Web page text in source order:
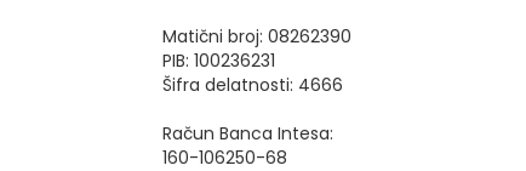
Matični broj: 08262390
PIB: 100236231
Šifra delatnosti: 4666
Račun Banca Intesa:
160-106250-68